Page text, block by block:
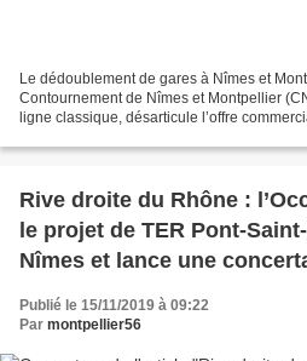
Le dédoublement de gares à Nîmes et
Contournement de Nîmes et Montpellier
ligne classique, désarticule l’offre
Rive droite du Rhône :
le projet de TER Pont-
Nîmes et lance une
Publié le 15/11/2019 à 09:22
Par montpellier56